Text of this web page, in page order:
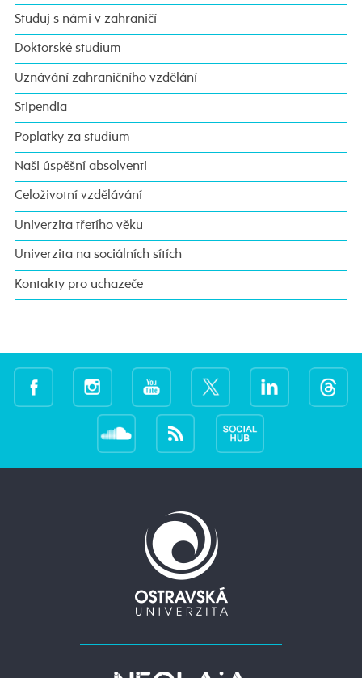
Studuj s námi v zahraničí
Doktorské studium
Uznávání zahraničního vzdělání
Stipendia
Poplatky za studium
Naši úspěšní absolventi
Celoživotní vzdělávání
Univerzita třetího věku
Univerzita na sociálních sítích
Kontakty pro uchazeče